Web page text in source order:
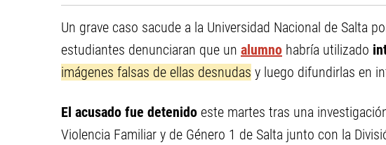
Un grave caso sacude a la Universidad Nacional de Salta
estudiantes denunciaran que un alumno habría utilizado
imágenes falsas de ellas desnudas y luego difundirlas en
El acusado fue detenido este martes tras una
Violencia Familiar y de Género 1 de Salta junto con la